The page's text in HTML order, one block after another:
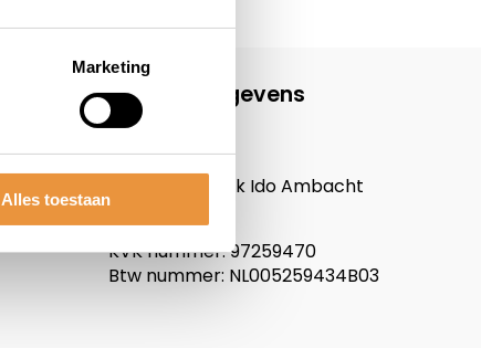
Marketing
Alles toestaan
Contactgegevens
Noordeinde 114
3341LW, Hendrik Ido Ambacht
Nederland
KVK nummer: 97259470
Btw nummer: NL005259434B03